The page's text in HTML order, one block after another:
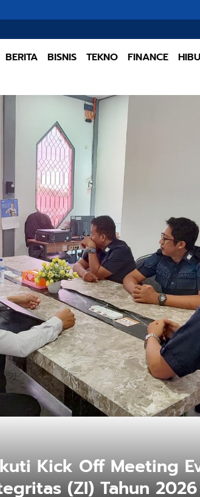
BERITA BISNIS TEKNO FINANCE
Kick Off Meeting
(ZI) Tahun